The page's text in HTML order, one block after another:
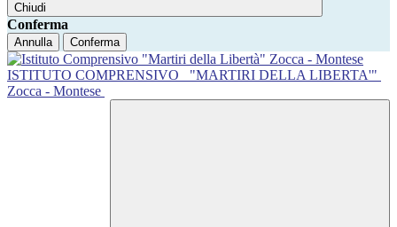
Chiudi
Conferma
Annulla Conferma
ISTITUTO COMPRENSIVO
"MARTIRI DELLA LIBERTA'"
Zocca - Montese